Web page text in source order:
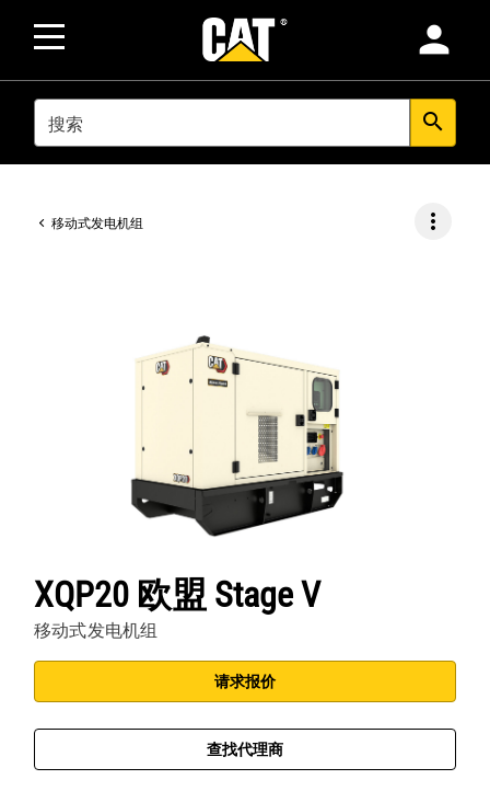
person
SEARCH search
移动式发电机组 more_vert
XQP20 欧盟 Stage V
移动式发电机组
请求报价
查找代理商